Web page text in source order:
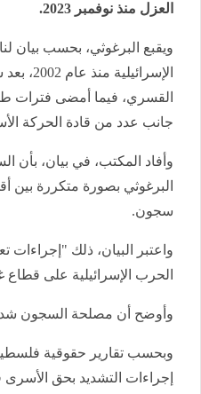
العزل منذ نوفمبر 2023.
ويقبع البرغوثي، بحسب بيان
القسري، فيما أمضى فترات
جانب عدد من قادة الحركة
وأفاد المكتب، في بيان، بأن
البرغوثي بصورة متكررة بين
سجون.
واعتبر البيان، ذلك
الحرب الإسرائيلية على قطاع غزة
وأوضح أن مصلحة السجون
وبحسب تقارير حقوقية
إجراءات التشديد بحق